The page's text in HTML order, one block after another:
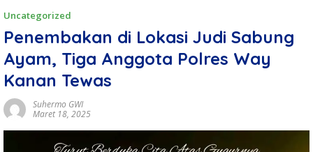
Uncategorized
Penembakan di Lokasi Judi Sabung
Ayam, Tiga Anggota Polres Way
Kanan Tewas
Suhermo GWI
Maret 18, 2025